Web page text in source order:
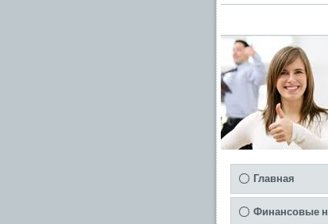
Главная
Финансовые